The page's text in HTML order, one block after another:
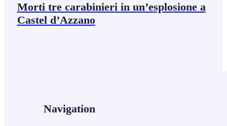
Morti tre carabinieri in un’esplosione a
Castel d’Azzano
Navigation